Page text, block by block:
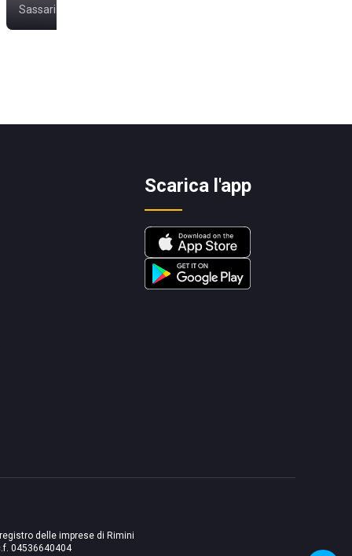
Sassari
Scarica l'app
delle imprese di Rimini
04536640404